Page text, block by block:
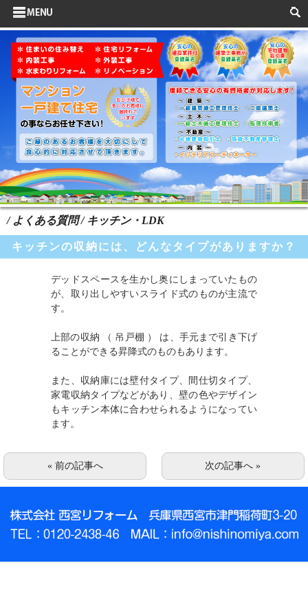
/ よくある質問 / キッチン・LDK
キッチンの収納には、どんなタイプがありますか？
デッドスペースを生かし奥にしまっていたもの
が、取り出しやすいスライド式のものが主流で
す。
上部の収納 （ 吊戸棚 ） は、手元まで引き下げ
ることができる昇降式のものもあります。
また、収納庫には壁付タイプ、間仕切タイプ、
家電収納タイプなどがあり、壁の色やデザイン
もキッチン本体に合わせられるようになってい
ます。
« 前の記事へ 次の記事へ »
サイドメニュー
お客様の声
水まわりリフォーム
ポイントリフォーム
よくある質問
HOME
検索